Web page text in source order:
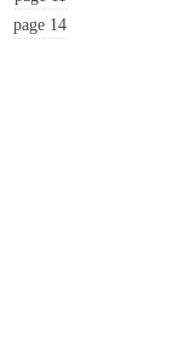
page 14